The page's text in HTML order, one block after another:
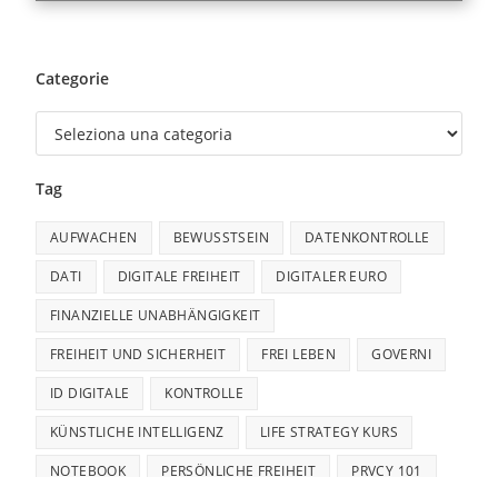
Categorie
Tag
AUFWACHEN BEWUSSTSEIN DATENKONTROLLE
DATI DIGITALE FREIHEIT DIGITALER EURO
FINANZIELLE UNABHÄNGIGKEIT
FREIHEIT UND SICHERHEIT FREI LEBEN GOVERNI
ID DIGITALE KONTROLLE
KÜNSTLICHE INTELLIGENZ LIFE STRATEGY KURS
NOTEBOOK PERSÖNLICHE FREIHEIT PRVCY 101